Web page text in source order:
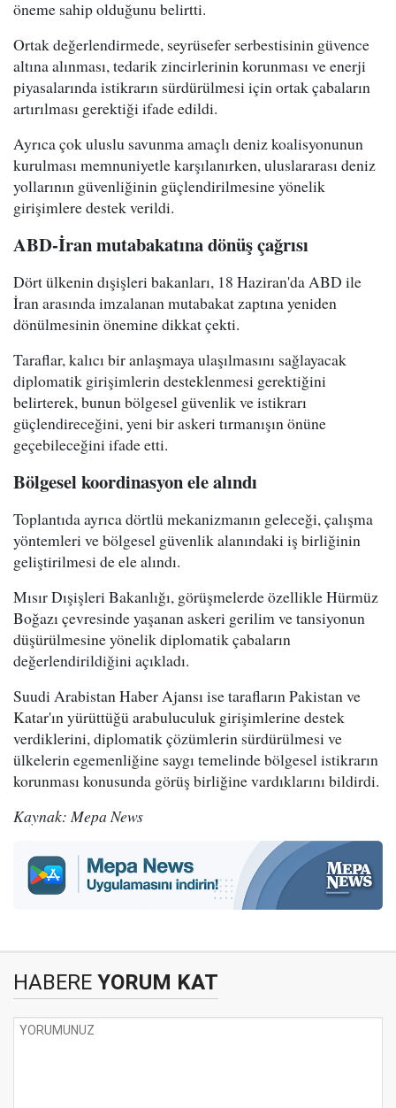
öneme sahip olduğunu belirtti.
Ortak değerlendirmede, seyrüsefer serbestisinin güvence
altına alınması, tedarik zincirlerinin korunması ve enerji
piyasalarında istikrarın sürdürülmesi için ortak çabaların
artırılması gerektiği ifade edildi.
Ayrıca çok uluslu savunma amaçlı deniz koalisyonunun
kurulması memnuniyetle karşılanırken, uluslararası deniz
yollarının güvenliğinin güçlendirilmesine yönelik
girişimlere destek verildi.
ABD-İran mutabakatına dönüş çağrısı
Dört ülkenin dışişleri bakanları, 18 Haziran'da ABD ile
İran arasında imzalanan mutabakat zaptına yeniden
dönülmesinin önemine dikkat çekti.
Taraflar, kalıcı bir anlaşmaya ulaşılmasını sağlayacak
diplomatik girişimlerin desteklenmesi gerektiğini
belirterek, bunun bölgesel güvenlik ve istikrarı
güçlendireceğini, yeni bir askeri tırmanışın önüne
geçebileceğini ifade etti.
Bölgesel koordinasyon ele alındı
Toplantıda ayrıca dörtlü mekanizmanın geleceği, çalışma
yöntemleri ve bölgesel güvenlik alanındaki iş birliğinin
geliştirilmesi de ele alındı.
Mısır Dışişleri Bakanlığı, görüşmelerde özellikle Hürmüz
Boğazı çevresinde yaşanan askeri gerilim ve tansiyonun
düşürülmesine yönelik diplomatik çabaların
değerlendirildiğini açıkladı.
Suudi Arabistan Haber Ajansı ise tarafların Pakistan ve
Katar'ın yürüttüğü arabuluculuk girişimlerine destek
verdiklerini, diplomatik çözümlerin sürdürülmesi ve
ülkelerin egemenliğine saygı temelinde bölgesel istikrarın
korunması konusunda görüş birliğine vardıklarını bildirdi.
Kaynak: Mepa News
HABERE YORUM KAT